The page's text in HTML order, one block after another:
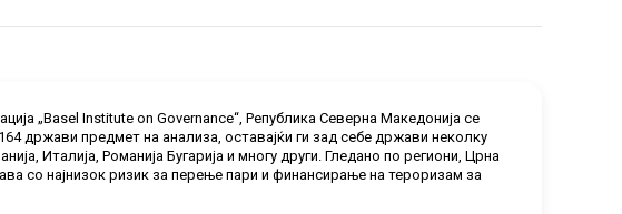
„Basel Institute on Governance“, Република Северна Македонија се
држави предмет на анализа, оставајќи ги зад себе држави неколку
Италија, Романија Бугарија и многу други. Гледано по региони, Црна
со најнизок ризик за перење пари и финансирање на тероризам за